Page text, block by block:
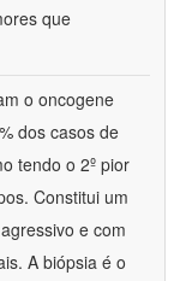
que
o oncogene
dos casos de
tendo o 2º pior
Constitui um
e com
A biópsia é o